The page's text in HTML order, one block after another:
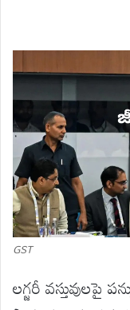
GST
లగ్జరీ వస్తువులపై